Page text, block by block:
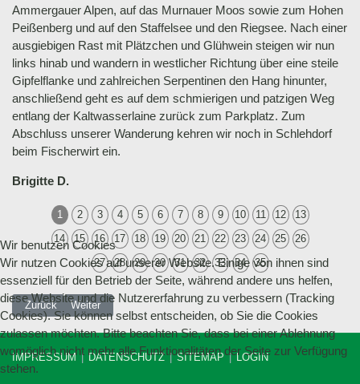
Ammergauer Alpen, auf das Murnauer Moos sowie zum Hohen
Peißenberg und auf den Staffelsee und den Riegsee. Nach einer
ausgiebigen Rast mit Plätzchen und Glühwein steigen wir nun
links hinab und wandern in westlicher Richtung über eine steile
Gipfelflanke und zahlreichen Serpentinen den Hang hinunter,
anschließend geht es auf dem schmierigen und patzigen Weg
entlang der Kaltwasserlaine zurück zum Parkplatz. Zum
Abschluss unserer Wanderung kehren wir noch in Schlehdorf
beim Fischerwirt ein.
Brigitte D.
1 2 3 4 5 6 7 8 9 10 11 12 13
14 15 16 17 18 19 20 21 22 23 24 25 26
27 28 29 30 31 32 33 34 35
Vorheriger Beitrag: 15.1.2023 Bergtour auf den Zwiesel, 1348 m (statt
Zurück Nächster Beitrag: 27.11.2022 Bergtour auf das Seekarkreuz
Weiter
IMPRESSUM DATENSCHUTZ SITEMAP LOGIN
Wir benutzen Cookies
Wir nutzen Cookies auf unserer Website. Einige von ihnen sind
essenziell für den Betrieb der Seite, während andere uns helfen,
diese Website und die Nutzererfahrung zu verbessern (Tracking
Cookies). Sie können selbst entscheiden, ob Sie die Cookies
zulassen möchten. Bitte beachten Sie, dass bei einer Ablehnung
womöglich nicht mehr alle Funktionalitäten der Seite zur Verfügung
stehen.